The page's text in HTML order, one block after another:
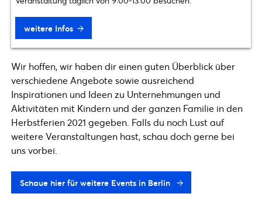
weitere Infos
Wir hoffen, wir haben dir einen guten Überblick über
verschiedene Angebote sowie ausreichend
Inspirationen und Ideen zu Unternehmungen und
Aktivitäten mit Kindern und der ganzen Familie in den
Herbstferien 2021 gegeben. Falls du noch Lust auf
weitere Veranstaltungen hast, schau doch gerne bei
uns vorbei.
Schaue hier für weitere Events in Berlin